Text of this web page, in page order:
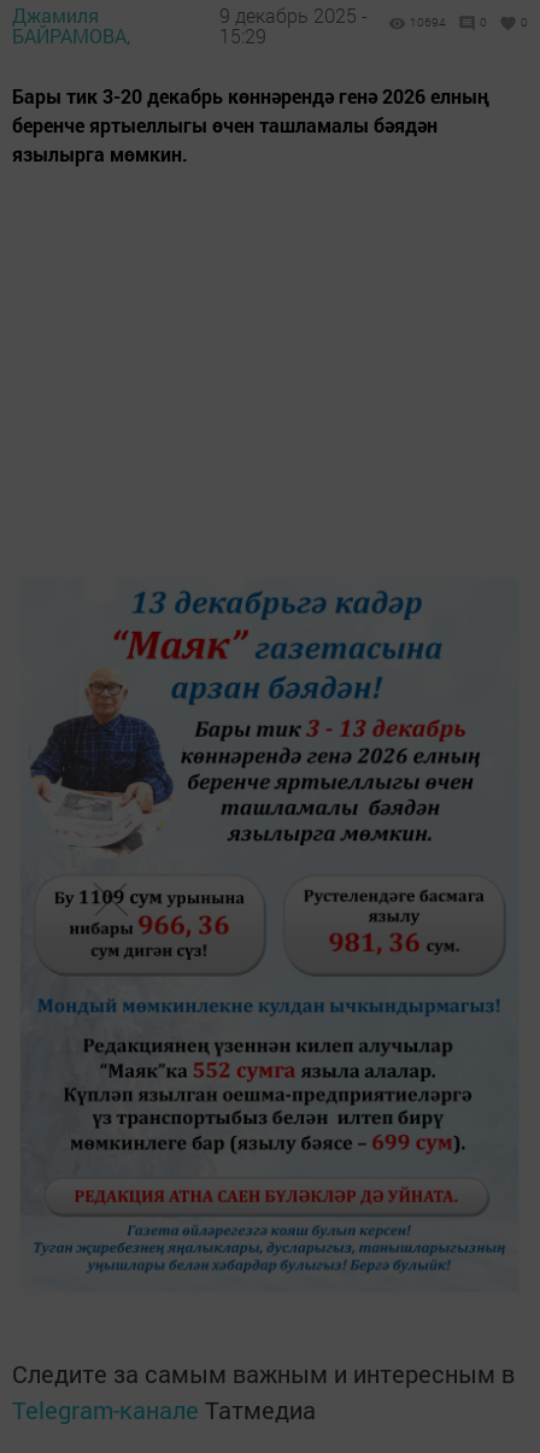
Джамиля
БАЙРАМОВА,
9 декабрь 2025 -
15:29
10694 0 0
Бары тик 3-20 декабрь көннәрендә генә 2026 елның
беренче яртыеллыгы өчен ташламалы бәядән
язылырга мөмкин.
Следите за самым важным и интересным в
Telegram-канале Татмедиа